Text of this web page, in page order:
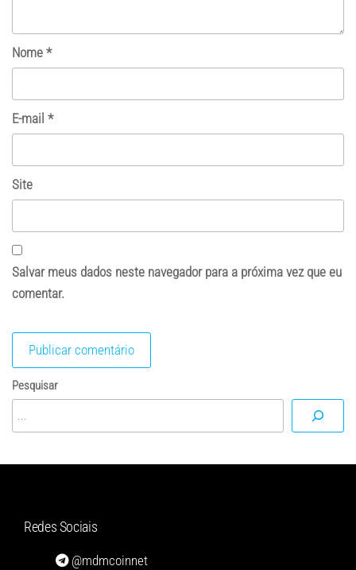
Nome *
E-mail *
Site
Salvar meus dados neste navegador para a próxima vez que eu
comentar.
Pesquisar
Redes Sociais
@mdmcoinnet